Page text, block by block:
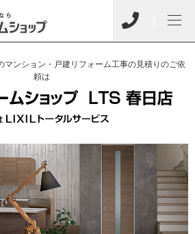
マンション・戸建リフォーム工事の見積りのご依
頼は